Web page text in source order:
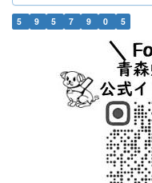
5 9 5 7 9 0 5